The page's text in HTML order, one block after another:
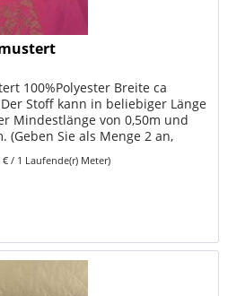
100%Polyester Breite ca
Stoff kann in beliebiger Länge
Mindestlänge von 0,50m und
(Geben Sie als Menge 2 an,
€ / 1 Laufende(r) Meter)